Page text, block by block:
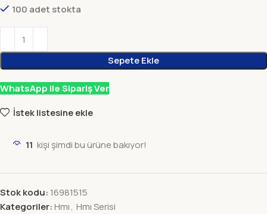
100 adet stokta
Sepete Ekle
WhatsApp ile Sipariş Ver
İstek listesine ekle
11 kişi şimdi bu ürüne bakıyor!
Stok kodu: 16981515
Kategoriler: Hmı, Hmı Serisi